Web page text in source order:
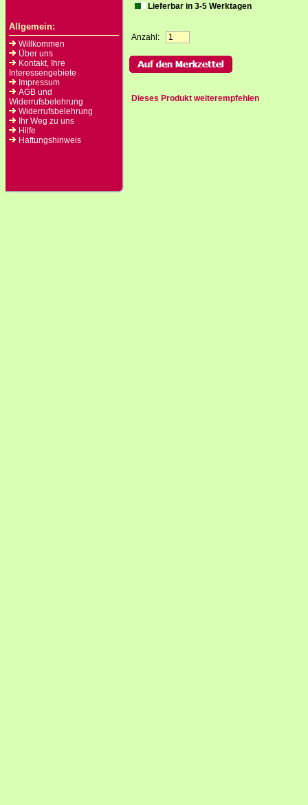
Allgemein:
Willkommen
Über uns
Kontakt, Ihre
Interessengebiete
Impressum
AGB und
Widerrufsbelehrung
Widerrufsbelehrung
Ihr Weg zu uns
Hilfe
Haftungshinweis
Lieferbar in 3-5 Werktagen
Anzahl:
Dieses Produkt weiterempfehlen